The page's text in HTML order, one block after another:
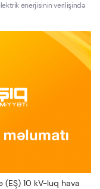
enerjisinin verilişində
(EŞ) 10 kV-luq hava